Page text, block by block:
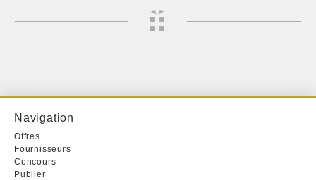
Navigation
Offres
Fournisseurs
Concours
Publier